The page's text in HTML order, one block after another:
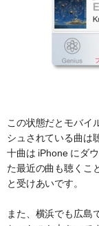
この状態だとモバイ
シュされている曲は
十曲は iPhone にダ
た最近の曲も聴くこ
と受けあいです。
また、横浜でも広島